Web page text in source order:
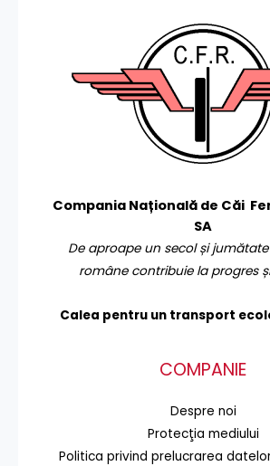
Compania Națională de Căi
SA
De aproape un secol și
române contribuie la progres
Calea pentru un transport
COMPANIE
Despre noi
Protecţia mediului
Politica privind prelucrarea